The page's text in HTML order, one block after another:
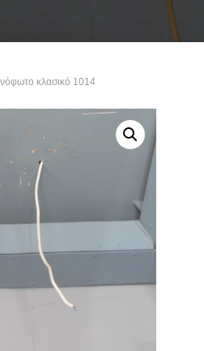
κλασικό 1014